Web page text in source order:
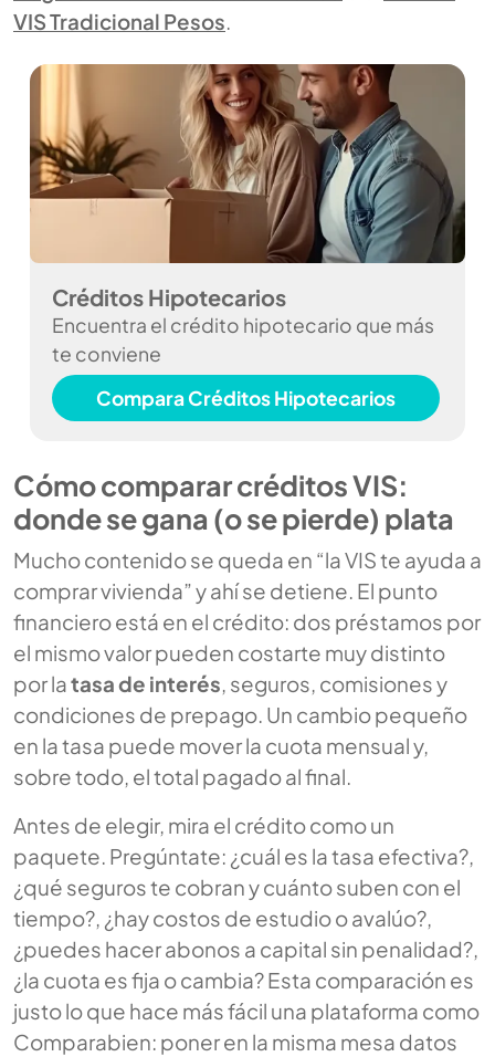
VIS Tradicional Pesos
Créditos Hipotecarios
Encuentra el crédito hipotecario que más
te conviene
Compara Créditos Hipotecarios
Cómo comparar créditos VIS:
donde se gana (o se pierde) plata
Mucho contenido se queda en “la VIS te ayuda a
comprar vivienda” y ahí se detiene. El punto
financiero está en el crédito: dos préstamos por
el mismo valor pueden costarte muy distinto
por latasa de interés , seguros, comisiones y
condiciones de prepago. Un cambio pequeño
en la tasa puede mover la cuota mensual y,
sobre todo, el total pagado al final.
Antes de elegir, mira el crédito como un
paquete. Pregúntate: ¿cuál es la tasa efectiva?,
¿qué seguros te cobran y cuánto suben con el
tiempo?, ¿hay costos de estudio o avalúo?,
¿puedes hacer abonos a capital sin penalidad?,
¿la cuota es fija o cambia? Esta comparación es
justo lo que hace más fácil una plataforma como
Comparabien: poner en la misma mesa datos